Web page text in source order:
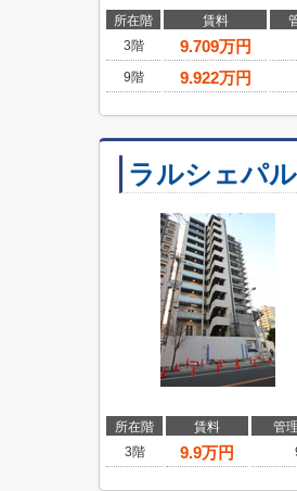
所在階 賃料
3階
9.709万円
9階 9.922万円
ラルシェパ
所在階 賃料
管
3階
9.9万円